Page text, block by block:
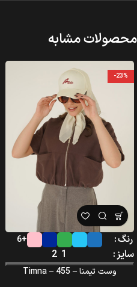
محصولات مشابه
-23%
رنگ +6
سایز 1
2
وست تیمنا – Timna – 455